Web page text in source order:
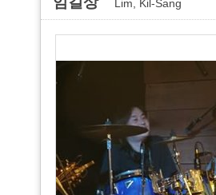
Lim, Kil-Sang